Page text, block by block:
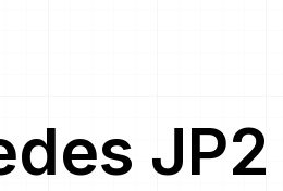
JP2